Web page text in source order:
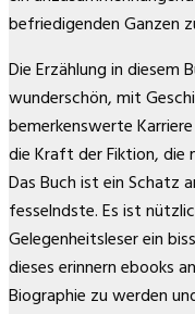
befriedigenden Ganzen
Die Erzählung in diesem
wunderschön, mit
bemerkenswerte
die Kraft der Fiktion, die
Das Buch ist ein Schatz
fesselndste. Es ist
Gelegenheitsleser ein
dieses erinnern ebooks
Biographie zu werden